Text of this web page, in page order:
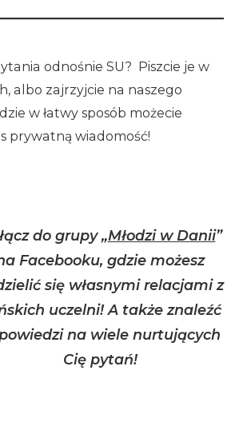
odnośnie SU? Piszcie je w
albo zajrzyjcie na naszego
w łatwy sposób możecie
prywatną wiadomość!
do grupy „Młodzi w Danii”
Facebooku, gdzie możesz
się własnymi relacjami z
uczelni! A także znaleźć
na wiele nurtujących
Cię pytań!